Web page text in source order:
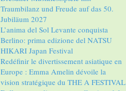
Traumbilanz und Freude auf das 50.
Jubiläum 2027
L’anima del Sol Levante conquista
Berlino: prima edizione del NATSU
HIKARI Japan Festival
Redéfinir le divertissement asiatique en
Europe : Emma Amelin dévoile la
vision stratégique du THE A FESTIVAL